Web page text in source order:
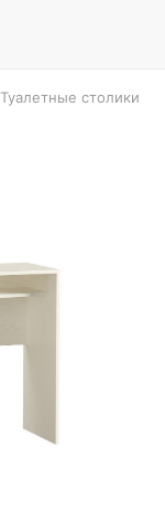
Туалетные столики